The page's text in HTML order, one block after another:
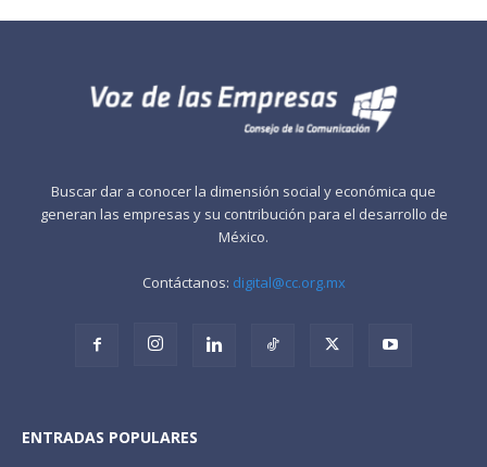
Buscar dar a conocer la dimensión social y económica que
generan las empresas y su contribución para el desarrollo de
México.
Contáctanos: digital@cc.org.mx
ENTRADAS POPULARES